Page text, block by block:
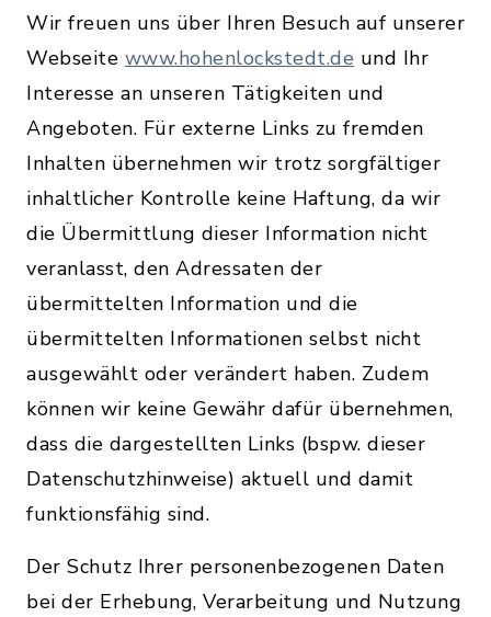
Wir freuen uns über Ihren Besuch auf unserer
Webseite www.hohenlockstedt.de und Ihr
Interesse an unseren Tätigkeiten und
Angeboten. Für externe Links zu fremden
Inhalten übernehmen wir trotz sorgfältiger
inhaltlicher Kontrolle keine Haftung, da wir
die Übermittlung dieser Information nicht
veranlasst, den Adressaten der
übermittelten Information und die
übermittelten Informationen selbst nicht
ausgewählt oder verändert haben. Zudem
können wir keine Gewähr dafür übernehmen,
dass die dargestellten Links (bspw. dieser
Datenschutzhinweise) aktuell und damit
funktionsfähig sind.
Der Schutz Ihrer personenbezogenen Daten
bei der Erhebung, Verarbeitung und Nutzung